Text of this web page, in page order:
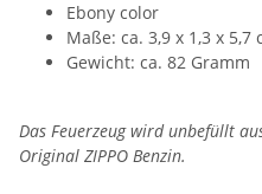
Ebony color
Maße: ca. 3,9 x 1,3 x 5,7
Gewicht: ca. 82 Gramm
Das Feuerzeug wird unbefüllt
Original ZIPPO Benzin.